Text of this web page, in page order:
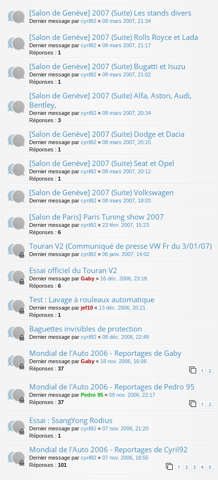
[Salon de Genève] 2007 (Suite) Les stands divers
Dernier message par cyril92 « 08 mars 2007, 21:34
[Salon de Genève] 2007 (Suite) Rolls Royce et Lada
Dernier message par cyril92 « 08 mars 2007, 21:17
Réponses : 1
[Salon de Genève] 2007 (Suite) Bugatti et Isuzu
Dernier message par cyril92 « 08 mars 2007, 21:02
Réponses : 1
[Salon de Genève] 2007 (Suite) Alfa, Aston, Audi,
Bentley,
Dernier message par cyril92 « 08 mars 2007, 20:34
Réponses : 3
[Salon de Genève] 2007 (Suite) Dodge et Dacia
Dernier message par cyril92 « 08 mars 2007, 20:15
Réponses : 1
[Salon de Genève] 2007 (Suite) Seat et Opel
Dernier message par cyril92 « 08 mars 2007, 20:12
Réponses : 1
[Salon de Genève] 2007 (Suite) Volkswagen
Dernier message par cyril92 « 08 mars 2007, 18:03
[Salon de Paris] Paris Tuning show 2007
Dernier message par cyril92 « 23 févr. 2007, 15:23
Réponses : 6
Touran V2 (Communiqué de presse VW Fr du 3/01/07)
Dernier message par cyril92 « 06 janv. 2007, 14:02
Essai officiel du Touran V2
Dernier message par Gaby « 16 déc. 2006, 23:18
Réponses : 6
Test : Lavage à rouleaux automatique
Dernier message par jef10 « 13 déc. 2006, 20:21
Réponses : 1
Baguettes invisibles de protection
Dernier message par cyril92 « 08 déc. 2006, 22:49
Mondial de l'Auto 2006 - Reportages de Gaby
Dernier message par Gaby « 18 nov. 2006, 16:08
Réponses : 37 1 2
Mondial de l'Auto 2006 - Reportages de Pedro 95
Dernier message par Pedro 95 « 09 nov. 2006, 22:17
Réponses : 37 1 2
Essai : SsangYong Rodius
Dernier message par cyril92 « 07 nov. 2006, 21:20
Réponses : 1
Mondial de l'Auto 2006 - Reportages de Cyril92
Dernier message par cyril92 « 07 nov. 2006, 18:55
Réponses : 101 1 2 3 4 5